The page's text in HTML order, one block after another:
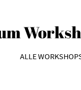
ALLE